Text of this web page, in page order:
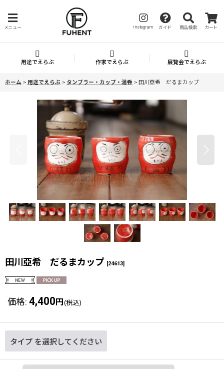
メニュー instagram ガイド 商品検索 カート
用途でえらぶ 作家でえらぶ 展覧会でえらぶ
ホーム > 用途でえらぶ > タンブラー・カップ・湯呑 > 田川亞希 だるまカップ
田川亞希 だるまカップ [24613]
価格: 4,400 円 (税込)
タイプ を選択してください